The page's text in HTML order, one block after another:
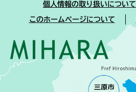
個人情報の取り扱いについて
このホームページについて